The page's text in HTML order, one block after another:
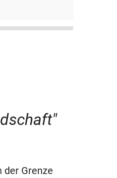
der Grenze